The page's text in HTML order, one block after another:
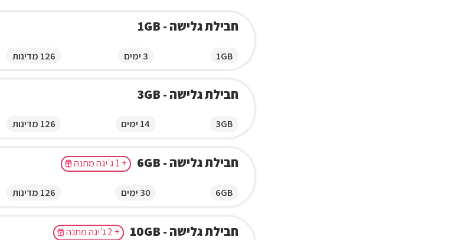
חבילת גלישה - 1GB
1GB 3 ימים 126 מדינות
חבילת גלישה - 3GB
3GB 14 ימים 126 מדינות
חבילת גלישה - 6GB + 1 ג'יגה מתנה
6GB 30 ימים 126 מדינות
חבילת גלישה - 10GB + 2 ג'יגה מתנה